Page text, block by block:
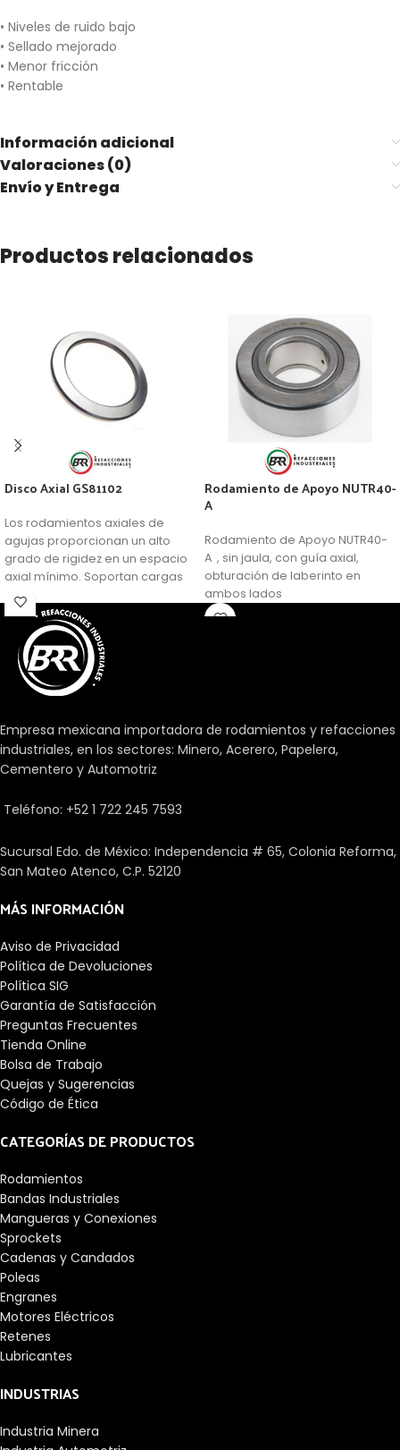
• Niveles de ruido bajo
• Sellado mejorado
• Menor fricción
• Rentable
Información adicional
Valoraciones (0)
Envío y Entrega
Productos relacionados
Disco Axial GS81102
Los rodamientos axiales de
agujas proporcionan un alto
grado de rigidez en un espacio
axial mínimo. Soportan cargas
axiales elevadas. El rodamiento
de agujas es un rodamiento de
rodillos cilíndricos con un
diámetro pequeño respecto a
su longitud. El perfil modificado
de rodillo o del camino de
útil del rodamiento. Los
rodamientos facilitan el
desplazamiento entre un eje y
una gran cantidad de tipos
aspectos como las cargas, su
rodantes o la velocidad.
Rodamiento de Apoyo NUTR40-
A
Rodamiento de Apoyo NUTR40-
A , sin jaula, con guía axial,
obturación de laberinto en
ambos lados
Empresa mexicana importadora de rodamientos y refacciones
industriales, en los sectores: Minero, Acerero, Papelera,
Cementero y Automotriz
Teléfono: +52 1 722 245 7593
Sucursal Edo. de México: Independencia # 65, Colonia Reforma,
San Mateo Atenco, C.P. 52120
MÁS INFORMACIÓN
Aviso de Privacidad
Política de Devoluciones
Política SIG
Garantía de Satisfacción
Preguntas Frecuentes
Tienda Online
Bolsa de Trabajo
Quejas y Sugerencias
Código de Ética
CATEGORÍAS DE PRODUCTOS
Rodamientos
Bandas Industriales
Mangueras y Conexiones
Sprockets
Cadenas y Candados
Poleas
Engranes
Motores Eléctricos
Retenes
Lubricantes
INDUSTRIAS
Industria Minera